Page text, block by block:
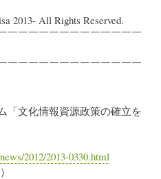
2013- All Rights Reserved.
￣￣￣￣￣￣￣￣￣￣￣￣￣
￣￣￣￣￣￣￣￣￣￣￣￣￣
「文化情報資源政策の確立を
2012/2013-0330.html